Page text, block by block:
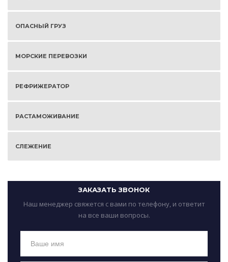
ОПАСНЫЙ ГРУЗ
МОРСКИЕ ПЕРЕВОЗКИ
РЕФРИЖЕРАТОР
РАСТАМОЖИВАНИЕ
СЛЕЖЕНИЕ
ЗАКАЗАТЬ ЗВОНОК
Наш менеджер свяжется с вами по телефону, и ответит
на все ваши вопросы.